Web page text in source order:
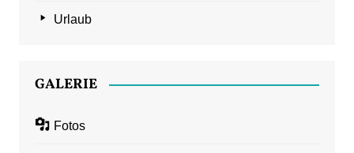
Urlaub
GALERIE
Fotos